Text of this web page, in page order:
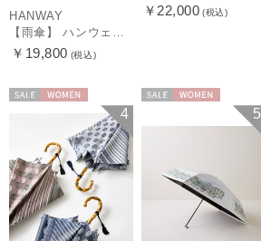
HANWAY
【雨傘】 ハンウェイ （HANWAY） Couturier クチュリエ 長傘 日本製
￥19,800 (税込)
￥22,000 (税込)
4 5